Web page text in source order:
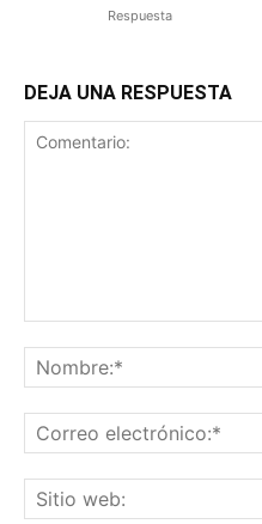
Respuesta
DEJA UNA RESPUESTA